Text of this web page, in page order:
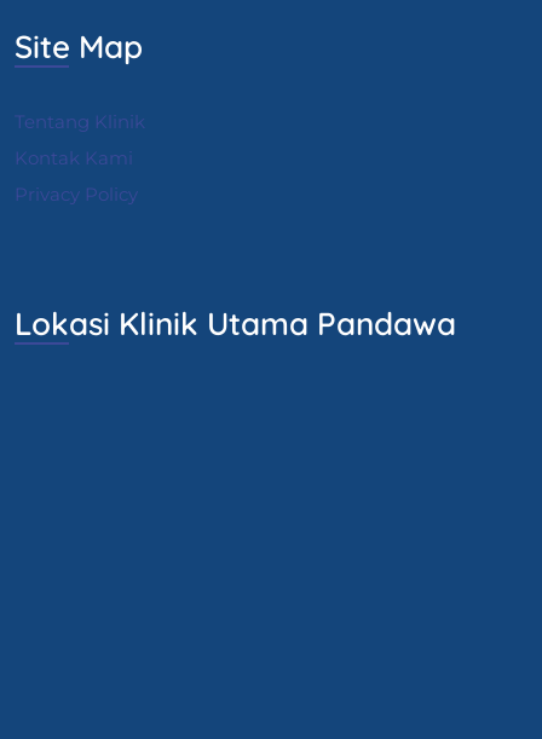
Site Map
Tentang Klinik
Kontak Kami
Privacy Policy
Lokasi Klinik Utama Pandawa